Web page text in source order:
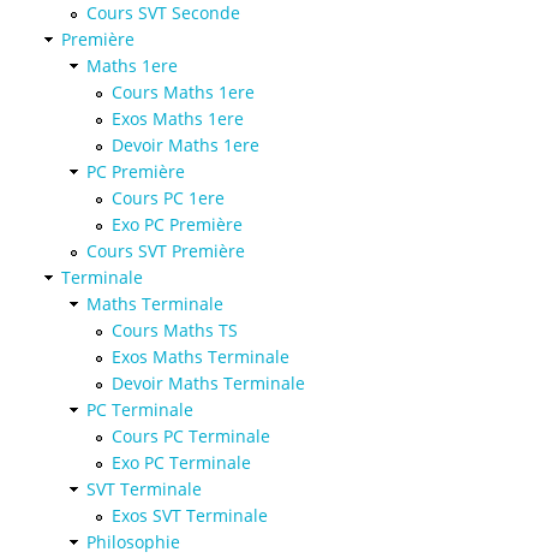
Cours SVT Seconde
Première
Maths 1ere
Cours Maths 1ere
Exos Maths 1ere
Devoir Maths 1ere
PC Première
Cours PC 1ere
Exo PC Première
Cours SVT Première
Terminale
Maths Terminale
Cours Maths TS
Exos Maths Terminale
Devoir Maths Terminale
PC Terminale
Cours PC Terminale
Exo PC Terminale
SVT Terminale
Exos SVT Terminale
Philosophie